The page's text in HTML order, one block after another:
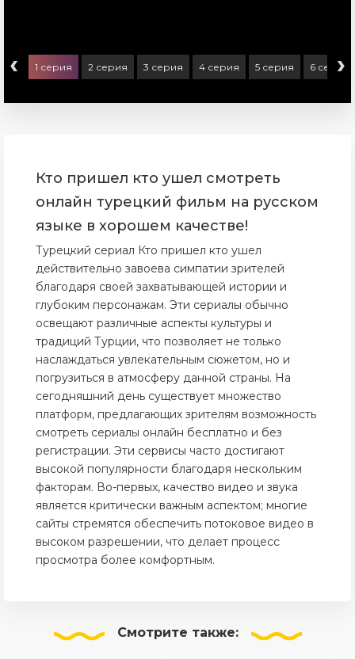
‹ 1 серия 2 серия 3 серия 4 серия 5 серия 6 серия
›
Кто пришел кто ушел смотреть
онлайн турецкий фильм на русском
языке в хорошем качестве!
Турецкий сериал Кто пришел кто ушел
действительно завоева симпатии зрителей
благодаря своей захватывающей истории и
глубоким персонажам. Эти сериалы обычно
освещают различные аспекты культуры и
традиций Турции, что позволяет не только
наслаждаться увлекательным сюжетом, но и
погрузиться в атмосферу данной страны. На
сегодняшний день существует множество
платформ, предлагающих зрителям возможность
смотреть сериалы онлайн бесплатно и без
регистрации. Эти сервисы часто достигают
высокой популярности благодаря нескольким
факторам. Во-первых, качество видео и звука
является критически важным аспектом; многие
сайты стремятся обеспечить потоковое видео в
высоком разрешении, что делает процесс
просмотра более комфортным.
Смотрите также: